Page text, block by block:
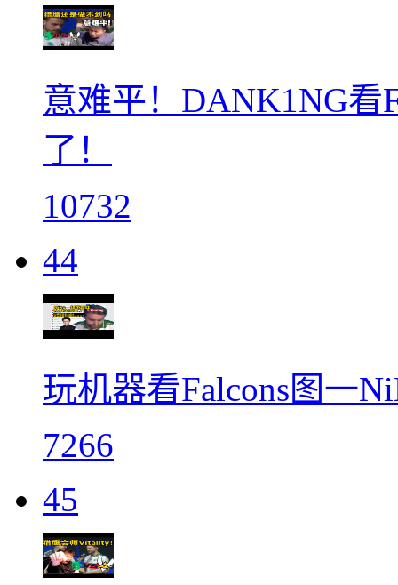
意难平！DANK1NG看
了！
10732
44
玩机器看Falcons图一
7266
45